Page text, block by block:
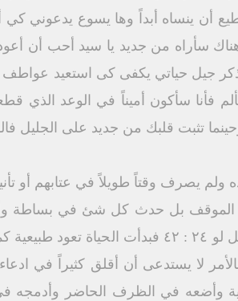
أن ينساه أبداً وها يسوع يدعوني
وهناك سأراه من جديد يا سيد أحب أن
بألم فأنا سأكون أميناً في الوعد
وحينما تثبت قلبك من جديد على
ولم يصرف وقتاً طويلاً في عتابهم أو
من السمك المشوى مع شهد العسل لو ٢٤ :
لا يستدعى أن أقلق كثيراً في
وأضعه في الظرف الحاضر وأدمجه